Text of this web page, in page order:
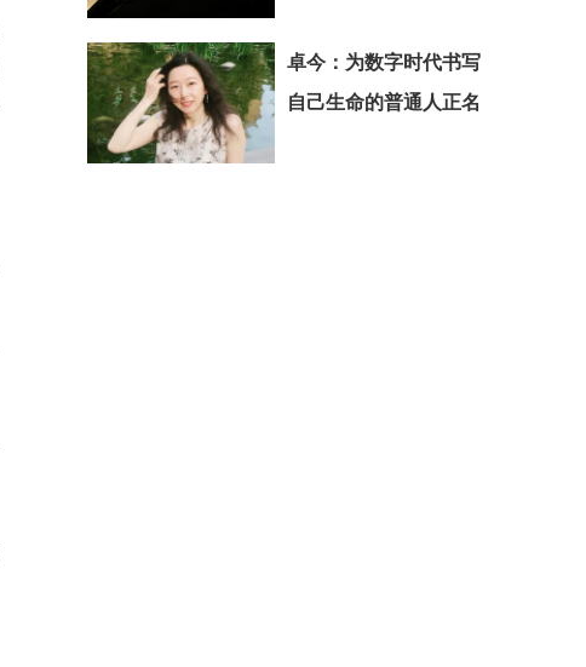
卓今：为数字时代书写
自己生命的普通人正名